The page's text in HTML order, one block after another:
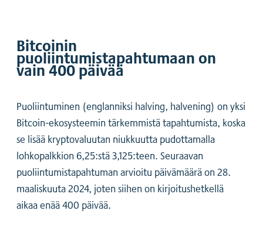
Bitcoinin
puoliintumistapahtumaan on
vain 400 päivää
Puoliintuminen (englanniksi halving, halvening) on yksi
Bitcoin-ekosysteemin tärkemmistä tapahtumista, koska
se lisää kryptovaluutan niukkuutta pudottamalla
lohkopalkkion 6,25:stä 3,125:teen. Seuraavan
puoliintumistapahtuman arvioitu päivämäärä on 28.
maaliskuuta 2024, joten siihen on kirjoitushetkellä
aikaa enää 400 päivää.